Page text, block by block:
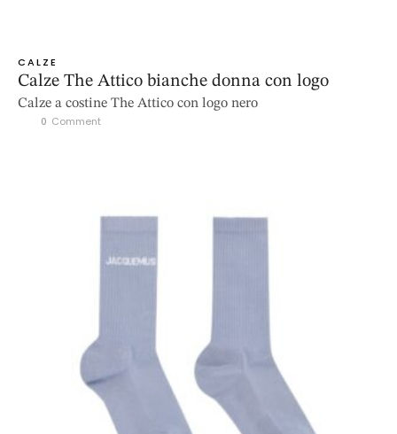
CALZE
Calze The Attico bianche donna con logo
Calze a costine The Attico con logo nero
0 Comment